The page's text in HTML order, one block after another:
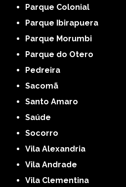
Parque Colonial
Parque Ibirapuera
Parque Morumbi
Parque do Otero
Pedreira
Sacomã
Santo Amaro
Saúde
Socorro
Vila Alexandria
Vila Andrade
Vila Clementina